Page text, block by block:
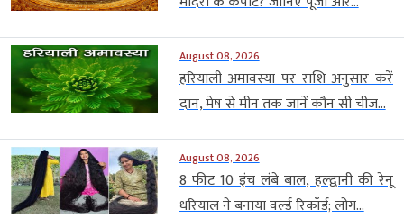
August 08, 2026
हरियाली अमावस्या पर राशि अनुसार करें
दान, मेष से मीन तक जानें कौन सी चीज...
August 08, 2026
8 फीट 10 इंच लंबे बाल, हल्द्वानी की रेनू
धरियाल ने बनाया वर्ल्ड रिकॉर्ड; लोग...